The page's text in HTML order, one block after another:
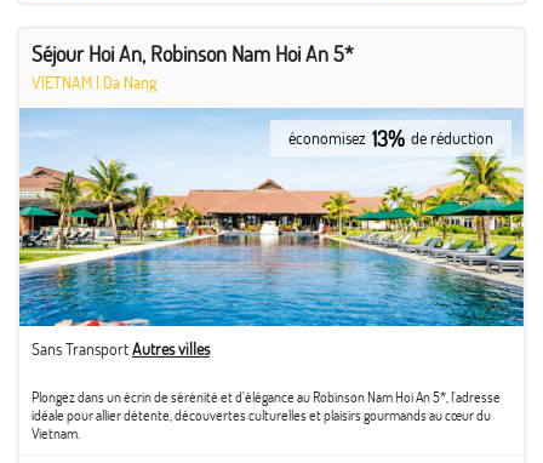
Séjour Hoi An, Robinson Nam Hoi An 5*
VIETNAM | Da Nang
économisez 13% de réduction
Sans TransportAutres villes
Plongez dans un écrin de sérénité et d'élégance au Robinson Nam Hoi An 5*, l'adresse
idéale pour allier détente, découvertes culturelles et plaisirs gourmands au cœur du
Vietnam.